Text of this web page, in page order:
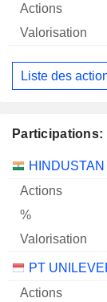
Liste des
Participations:
Nom Actions %
PT